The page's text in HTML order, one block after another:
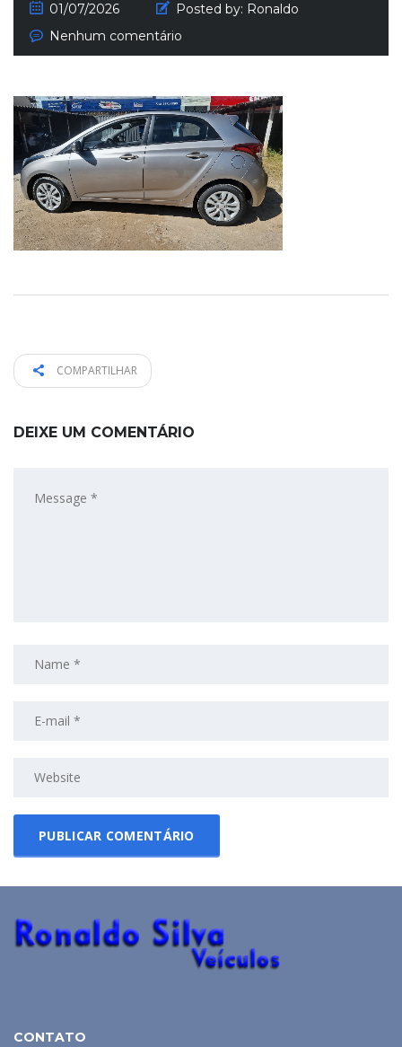
01/07/2026 Posted by: Ronaldo
Nenhum comentário
COMPARTILHAR
DEIXE UM COMENTÁRIO
CONTATO